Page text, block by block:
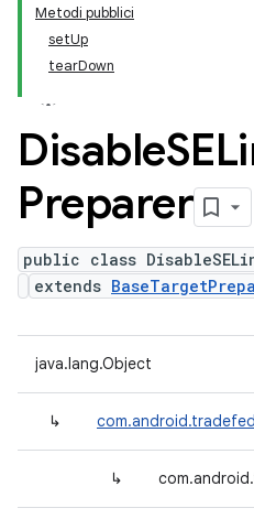
Metodi pubblici
setUp
tearDown
Disable
Preparer
public class
extends
java.lang.Object
↳
↳